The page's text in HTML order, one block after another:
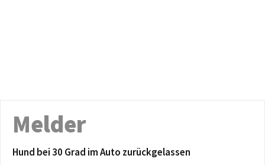
Melder
Hund bei 30 Grad im Auto zurückgelassen